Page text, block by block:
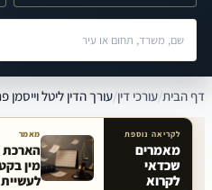
חיפוש לפי שם, משרד, תחום משפט
הדין ליטל וייסמן פרון
דף הבית/עורכי דין/עורך הדין ליטל וייסמן
מאמרים קשורים באתר
לקריאה נוספת
מאמרים
שכדאי
לקרוא
מאמר
הארכת
מין